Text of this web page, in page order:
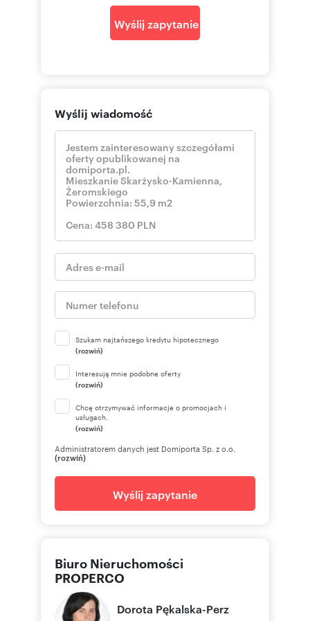
+48 6
pokaż telefon
Numer oferty: PRP-MS-76225
Wyślij zapytanie
Wyślij wiadomość
Szukam najtańszego kredytu hipotecznego
(rozwiń)
Interesują mnie podobne oferty
(rozwiń)
Chcę otrzymywać informacje o promocjach i
usługach.
(rozwiń)
Administratorem danych jest Domiporta Sp. z o.o.
(rozwiń)
Wyślij zapytanie
Biuro Nieruchomości
PROPERCO
Dorota Pękalska-Perz